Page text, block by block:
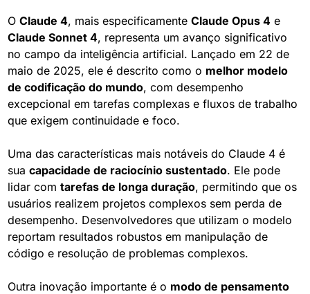
O Claude 4, mais especificamente Claude Opus 4
Claude Sonnet 4, representa um avanço significativo
no campo da inteligência artificial. Lançado em 22 de
maio de 2025, ele é descrito como o melhor modelo
de codificação do mundo, com desempenho
excepcional em tarefas complexas e fluxos de trabalho
que exigem continuidade e foco.
Uma das características mais notáveis do Claude 4 é
sua capacidade de raciocínio sustentado. Ele pode
lidar com tarefas de longa duração, permitindo que os
usuários realizem projetos complexos sem perda de
desempenho. Desenvolvedores que utilizam o modelo
reportam resultados robustos em manipulação de
código e resolução de problemas complexos.
Outra inovação importante é o modo de pensamento